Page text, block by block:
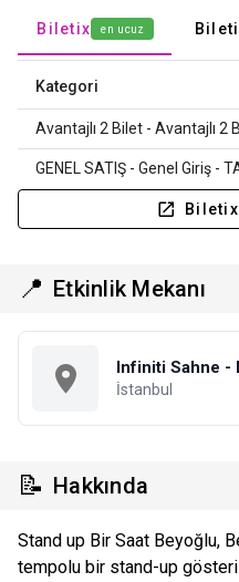
Biletix en ucuz
Kategori
Avantajlı 2 Bilet - Avantajlı 2
GENEL SATIŞ - Genel Giriş -
📍 Etkinlik Mekanı
Infiniti Sahne -
İstanbul
📝 Hakkında
Stand up Bir Saat Beyoğlu,
tempolu bir stand-up